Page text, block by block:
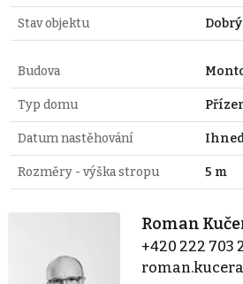
Stav objektu Dobrý
Budova
Typ domu
Datum nastěhování
Rozměry - výška stropu 5 m
Roman
+420 222 703